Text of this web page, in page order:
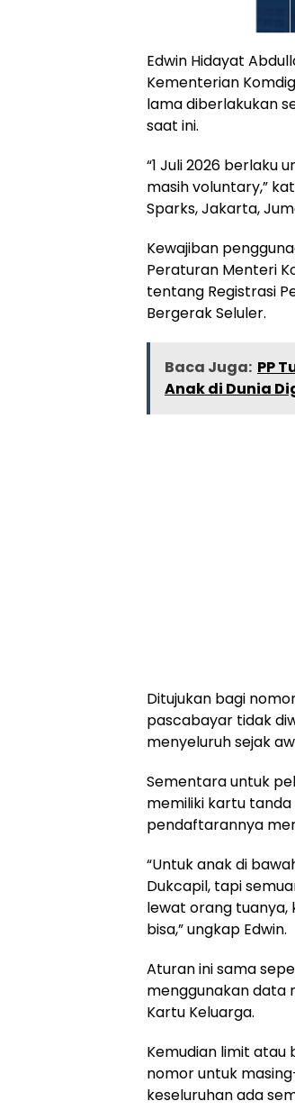
Edwin Hidayat
Kementerian
lama diberlakukan
saat ini.
“1 Juli 2026 berlaku
masih voluntary,”
Sparks, Jakarta,
Kewajiban
Peraturan Menteri
tentang Registrasi
Bergerak Seluler.
Baca Juga: PP
Anak di Dunia
Ditujukan bagi
pascabayar tidak
menyeluruh sejak
Sementara untuk
memiliki kartu
pendaftarannya
“Untuk anak di
Dukcapil, tapi
lewat orang tuanya,
bisa,” ungkap Edwin.
Aturan ini sama
menggunakan data
Kartu Keluarga.
Kemudian limit atau
nomor untuk
keseluruhan ada